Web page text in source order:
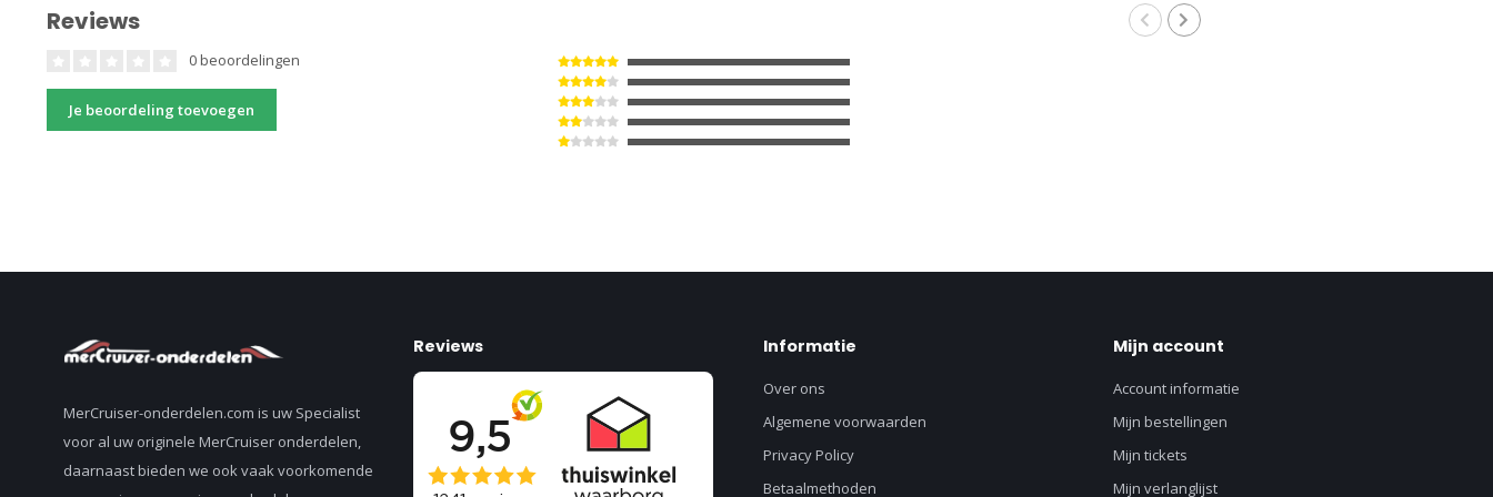
Reviews
0 beoordelingen
Je beoordeling toevoegen
MerCruiser-onderdelen.com is uw Specialist
voor al uw originele MerCruiser onderdelen,
daarnaast bieden we ook vaak voorkomende
Reviews Informatie
Over ons
Algemene voorwaarden
Privacy Policy
Betaalmethoden
Mijn account
Account informatie
Mijn bestellingen
Mijn tickets
Mijn verlanglijst